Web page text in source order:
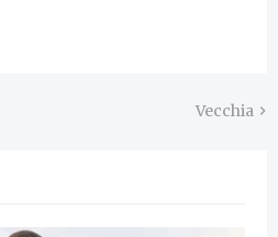
Vecchia